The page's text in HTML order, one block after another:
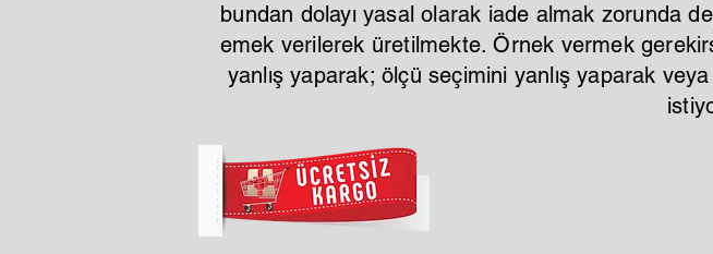
bundan dolayı yasal olarak iade almak zorunda
emek verilerek üretilmekte. Örnek vermek
yanlış yaparak; ölçü seçimini yanlış yaparak